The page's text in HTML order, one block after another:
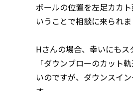
ボールの位置を左足カカ
いうことで相談に来られま
Hさんの場合、幸いにも
「ダウンブローのカット
いのですが、ダウンスイ